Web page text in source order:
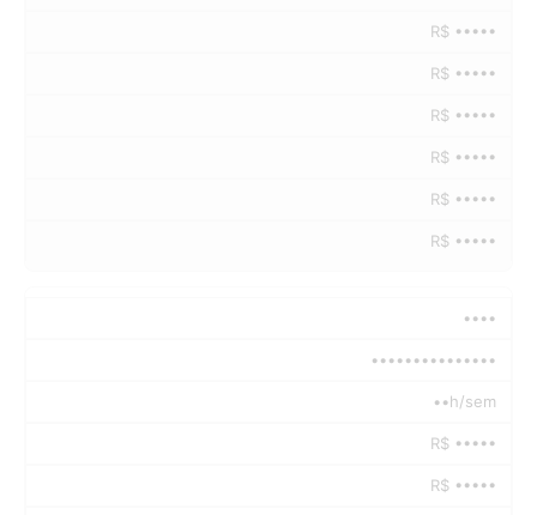
R$ •••••
R$ •••••
R$ •••••
R$ •••••
R$ •••••
R$ •••••
••••
•••••••••••••••
••h/sem
R$ •••••
R$ •••••